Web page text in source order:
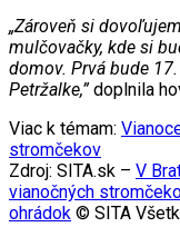
„Zároveň si
mulčovačky, kde si
domov. Prvá bude
Petržalke,”doplnila
Viac k témam:
stromčekov
Zdroj: SITA.sk – V
vianočných
ohrádok © SITA